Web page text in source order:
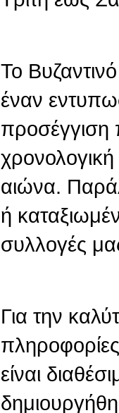
Το
έναν
προσέγγιση
αιώνα.
ή
συλλογές
Για την
είναι